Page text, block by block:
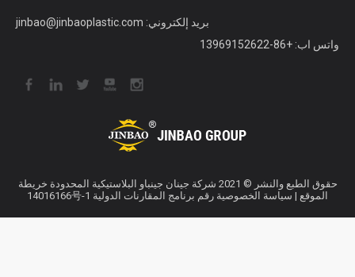
بريد إلكتروني: jinbao@jinbaoplastic.com
واتس اب: +86-13969152622
حقوق الطبع والنشر © 2021 شركة جينان جينباو البلاستيكية المحدودة
خريطة
الموقع | سياسة الخصوصية رقم برنامج المقارنات الدولية 14016166号-1